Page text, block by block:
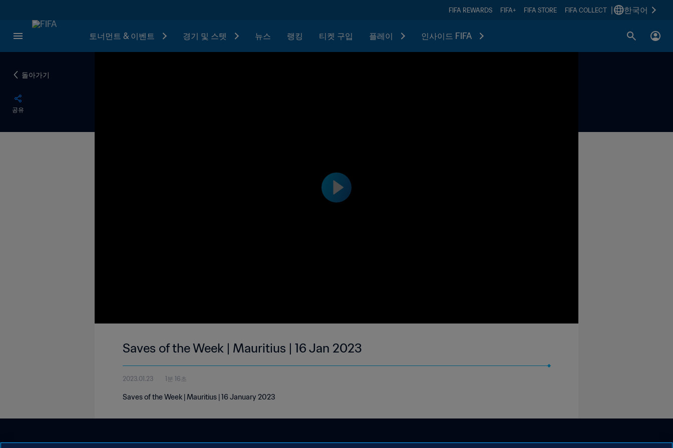
FIFA REWARDS FIFA+ FIFA STORE FIFA COLLECT 한국어
토너먼트 & 이벤트 경기 및 스텟 뉴스 랭킹 티켓 구입 플레이 인사이드 FIFA
돌아가기
공유
Saves of the Week | Mauritius | 16 Jan 2023
2023.01.23 1분 16초
Saves of the Week | Mauritius | 16 January 2023